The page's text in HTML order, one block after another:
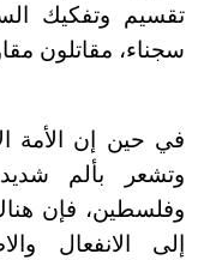
تقسيم وتفكيك
سجناء، مقاتلون
في حين إن الأمة
وتشعر بألم
وفلسطين، فإن
إلى الانفعال